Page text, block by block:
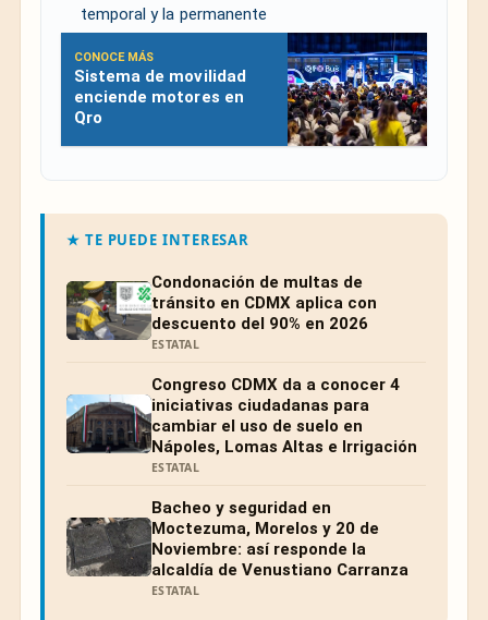
temporal y la permanente
CONOCE MÁS
Sistema de movilidad
enciende motores en
Qro
★ TE PUEDE INTERESAR
Condonación de multas de
tránsito en CDMX aplica con
descuento del 90% en 2026
ESTATAL
Congreso CDMX da a conocer 4
iniciativas ciudadanas para
cambiar el uso de suelo en
Nápoles, Lomas Altas e Irrigación
ESTATAL
Bacheo y seguridad en
Moctezuma, Morelos y 20 de
Noviembre: así responde la
alcaldía de Venustiano Carranza
ESTATAL